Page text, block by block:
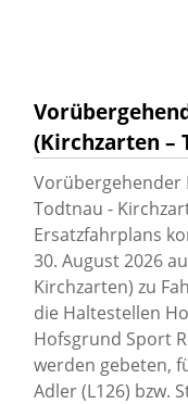
(Kirchzarten –
Vorübergehender
Todtnau -
Ersatzfahrplans
30. August 2026
Kirchzarten) zu
die Haltestellen
Hofsgrund Sport
werden gebeten,
Adler (L126) bzw.